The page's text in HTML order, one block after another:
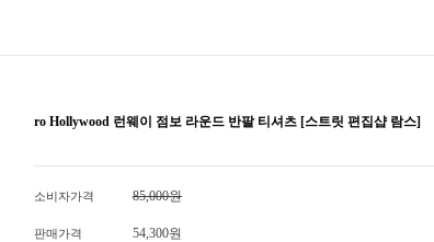
ro Hollywood 런웨이 점보 라운드 반팔 티셔츠 [스트릿 편집샵 람스]
소비자가격 85,000원
판매가격 54,300원